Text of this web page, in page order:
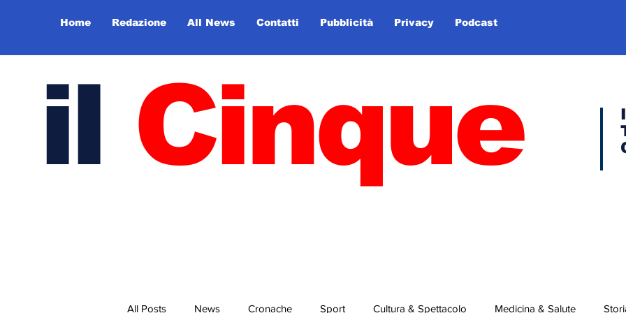
Home Redazione All News Contatti Pubblicità Privacy Podcast
il Cinque
All Posts News Cronache Sport Cultura & Spettacolo Medicina & Salute